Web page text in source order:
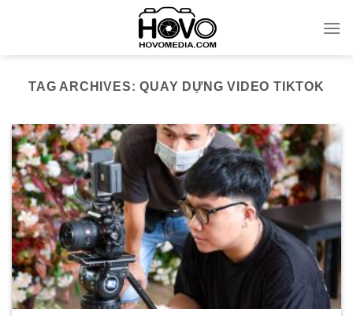
TAG ARCHIVES:QUAY DỰNG VIDEO TIKTOK